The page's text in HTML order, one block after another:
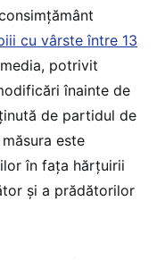
cu vârste între 13
potrivit
înainte de
de partidul de
este
în fața hărțuirii
și a prădătorilor